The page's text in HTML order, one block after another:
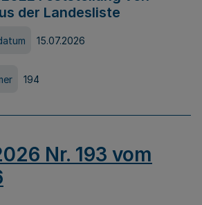
der Landesliste
15.07.2026
194
Nr. 193 vom